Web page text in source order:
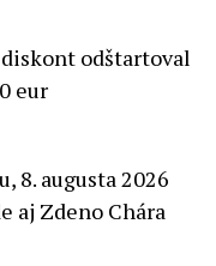
odštartoval
eur
8. augusta 2026
aj Zdeno Chára